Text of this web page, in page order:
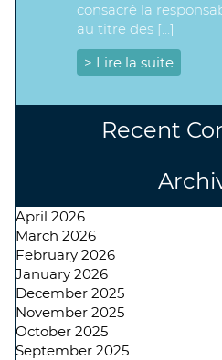
consacré la
au titre des […]
> Lire la suite
Recent
April 2026
March 2026
February 2026
January 2026
December 2025
November 2025
October 2025
September 2025